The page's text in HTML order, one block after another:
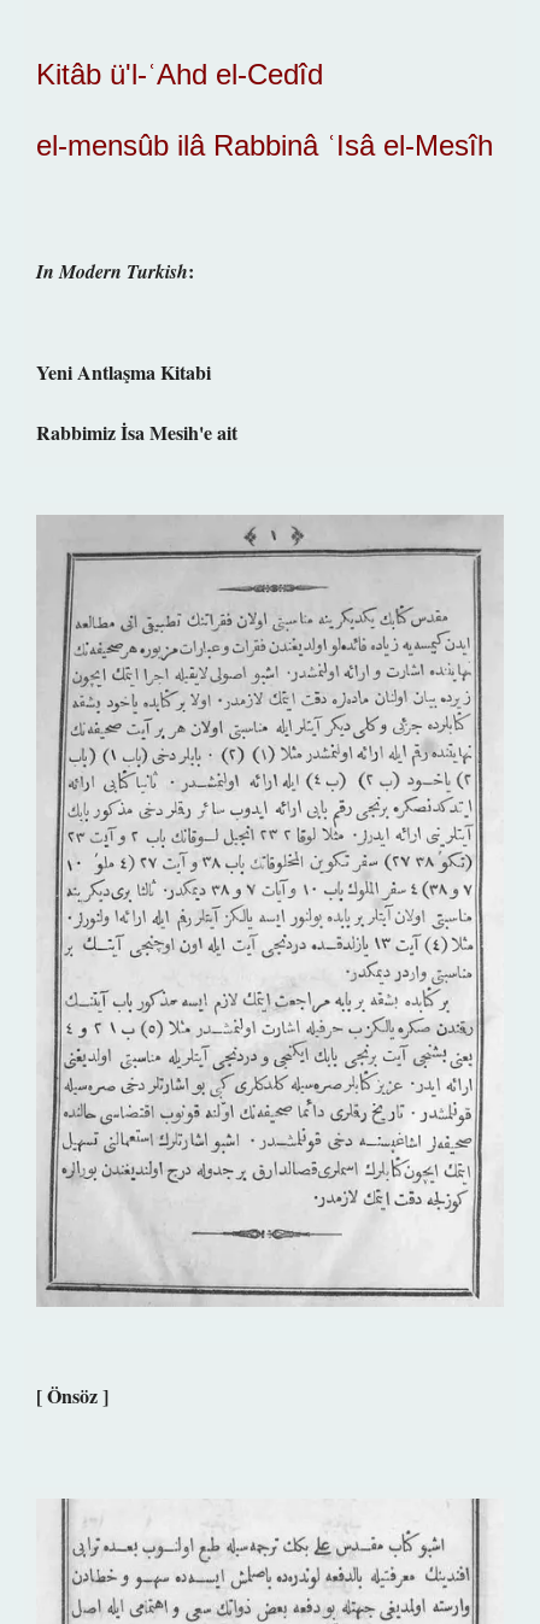
Kitâb ü'l-ʿAhd el-Cedîd
el-mensûb ilâ Rabbinâ ʿIsâ el-Mesîh
In Modern Turkish:
Yeni Antlaşma Kitabi
Rabbimiz İsa Mesih'e ait
[ Önsöz ]